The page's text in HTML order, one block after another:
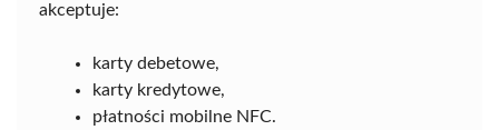
akceptuje:
karty debetowe,
karty kredytowe,
płatności mobilne NFC.